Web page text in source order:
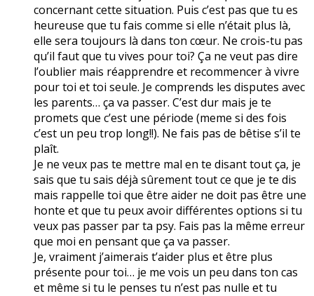
concernant cette situation. Puis c’est pas que tu es
heureuse que tu fais comme si elle n’était plus là,
elle sera toujours là dans ton cœur. Ne crois-tu pas
qu’il faut que tu vives pour toi? Ça ne veut pas dire
l’oublier mais réapprendre et recommencer à vivre
pour toi et toi seule. Je comprends les disputes avec
les parents… ça va passer. C’est dur mais je te
promets que c’est une période (meme si des fois
c’est un peu trop long!!). Ne fais pas de bêtise s’il te
plaît.
Je ne veux pas te mettre mal en te disant tout ça, je
sais que tu sais déjà sûrement tout ce que je te dis
mais rappelle toi que être aider ne doit pas être une
honte et que tu peux avoir différentes options si tu
veux pas passer par ta psy. Fais pas la même erreur
que moi en pensant que ça va passer.
Je, vraiment j’aimerais t’aider plus et être plus
présente pour toi… je me vois un peu dans ton cas
et même si tu le penses tu n’est pas nulle et tu